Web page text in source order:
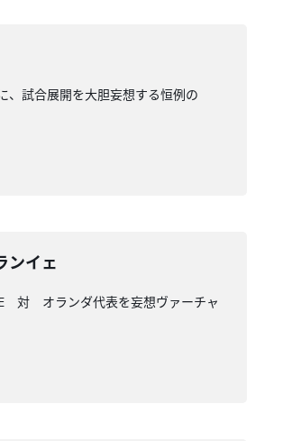
、試合展開を大胆妄想する恒例の
ンイェ
対 オランダ代表を妄想ヴァーチャ